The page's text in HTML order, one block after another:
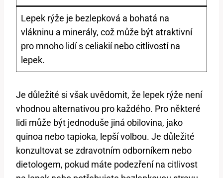
Lepek rýže je bezlepková a bohatá na
vlákninu a minerály, což může být atraktivní
pro mnoho lidí s celiakií nebo citlivostí na
lepek.
Je důležité si však uvědomit, že lepek rýže není
vhodnou alternativou pro každého. Pro některé
lidi může být jednoduše jiná obilovina, jako
quinoa nebo tapioka, lepší volbou. Je důležité
konzultovat se zdravotním odborníkem nebo
dietologem, pokud máte podezření na citlivost